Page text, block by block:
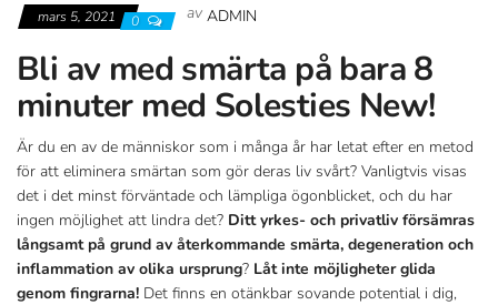
mars 5, 2021 0 av ADMIN
Bli av med smärta på bara 8
minuter med Solesties New!
Är du en av de människor som i många år har letat efter en metod
för att eliminera smärtan som gör deras liv svårt? Vanligtvis visas
det i det minst förväntade och lämpliga ögonblicket, och du har
ingen möjlighet att lindra det? Ditt yrkes- och privatliv försämras
långsamt på grund av återkommande smärta, degeneration och
inflammation av olika ursprung? Låt inte möjligheter glida
genom fingrarna! Det finns en otänkbar sovande potential i dig,